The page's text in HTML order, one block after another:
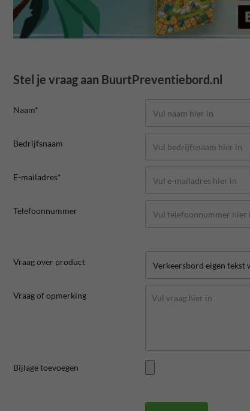
Stel je vraag aan BuurtPreventiebord.nl
Naam*
Bedrijfsnaam
E-mailadres*
Telefoonnummer
Vraag over product
Vraag of opmerking
Bijlage toevoegen